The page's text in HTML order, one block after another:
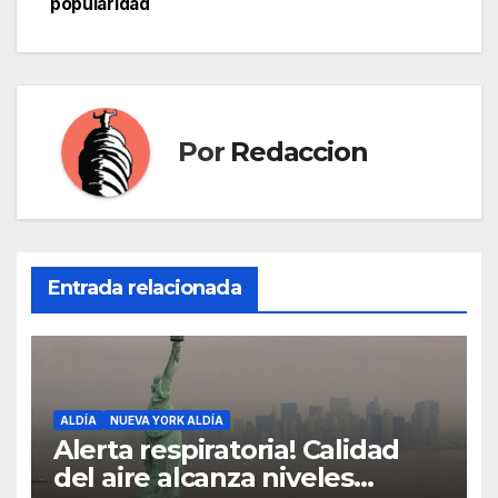
Por Redaccion
Entrada relacionada
ALDÍA NUEVA YORK ALDÍA
Alerta respiratoria! Calidad
del aire alcanza niveles